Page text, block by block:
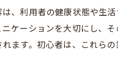
初心者向け訪問介護求人の
、利用者の健康状態や生
ケーションを大切にし、
ます。初心者は、これら